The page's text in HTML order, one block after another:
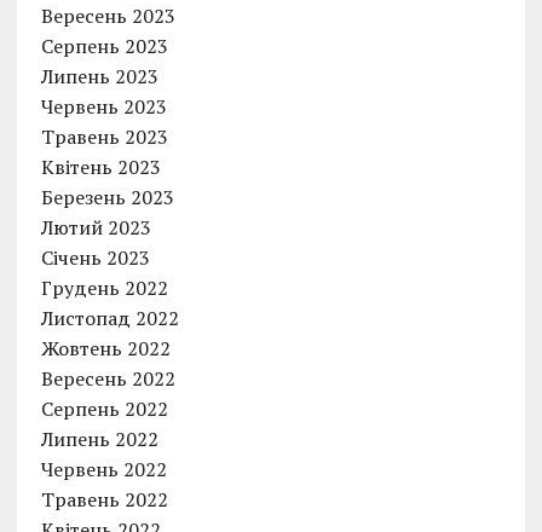
Вересень 2023
Серпень 2023
Липень 2023
Червень 2023
Травень 2023
Квітень 2023
Березень 2023
Лютий 2023
Січень 2023
Грудень 2022
Листопад 2022
Жовтень 2022
Вересень 2022
Серпень 2022
Липень 2022
Червень 2022
Травень 2022